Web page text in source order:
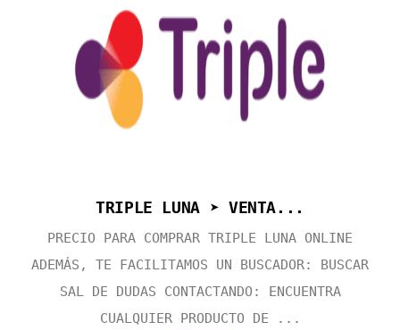
TRIPLE LUNA ➤ VENTA...
PRECIO PARA COMPRAR TRIPLE LUNA ONLINE
ADEMÁS, TE FACILITAMOS UN BUSCADOR: BUSCAR
SAL DE DUDAS CONTACTANDO: ENCUENTRA
CUALQUIER PRODUCTO DE ...